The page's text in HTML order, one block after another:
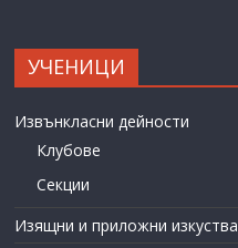
УЧЕНИЦИ
Извънкласни дейности
Клубове
Секции
Изящни и приложни изкуства